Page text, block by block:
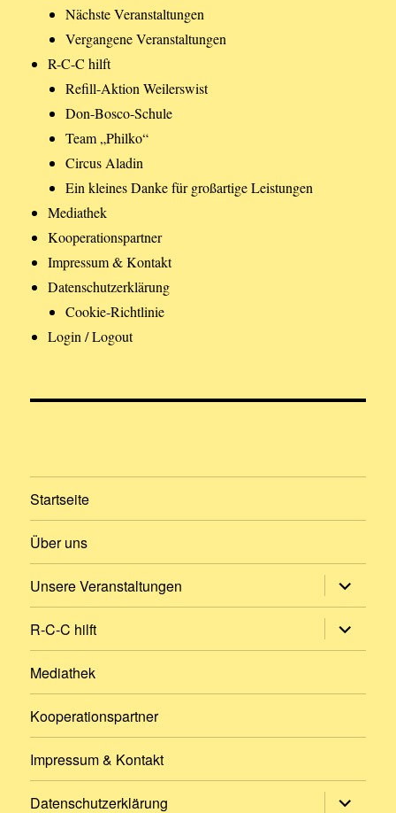
Nächste Veranstaltungen
Vergangene Veranstaltungen
R-C-C hilft
Refill-Aktion Weilerswist
Don-Bosco-Schule
Team „Philko“
Circus Aladin
Ein kleines Danke für großartige Leistungen
Mediathek
Kooperationspartner
Impressum & Kontakt
Datenschutzerklärung
Cookie-Richtlinie
Login / Logout
Startseite
Über uns
Unsere Veranstaltungen
öffnen
R-C-C hilft
öffnen
Mediathek
Kooperationspartner
Impressum & Kontakt
Datenschutzerklärung